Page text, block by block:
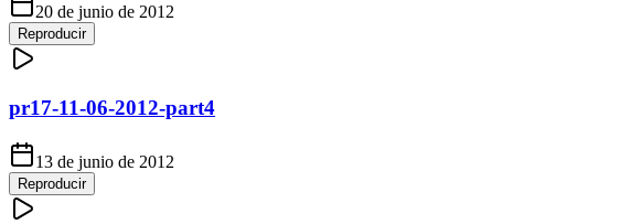
20 de junio de 2012
Reproducir
pr17-11-06-2012-part4
13 de junio de 2012
Reproducir